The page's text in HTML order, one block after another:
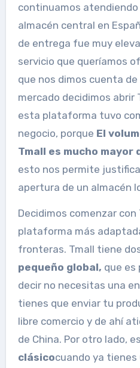
continuamos
almacén central en
de entrega fue muy
servicio que queríamos
que nos dimos cuenta
mercado decidimos abrir
esta plataforma tuvo
negocio, porque El
Tmall es mucho mayor
esto nos permite
apertura de un almacén
Decidimos comenzar con
plataforma más
fronteras. Tmall tiene
pequeño global, que es
decir no necesitas una
tienes que enviar tu
libre comercio y de ahí
de China. Por otro lado,
clásicocuando ya